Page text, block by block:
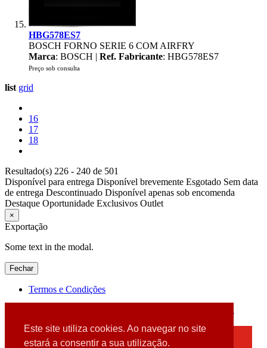
Este site utiliza cookies. Ao navegar no site
estará a consentir a sua utilização.
HBG578ES7
BOSCH FORNO SERIE 6 COM AIRFRY
Marca: BOSCH | Ref. Fabricante: HBG578ES7
Preço sob consulta
list grid
16
17
18
Resultado(s) 226 - 240 de 501
Disponível para entrega Disponível brevemente Esgotado Sem data
de entrega Descontinuado Disponível apenas sob encomenda
Destaque Oportunidade Exclusivos Outlet
×
Exportação
Some text in the modal.
Fechar
Termos e Condições
Detectamos que está a usar um browser desatualizado